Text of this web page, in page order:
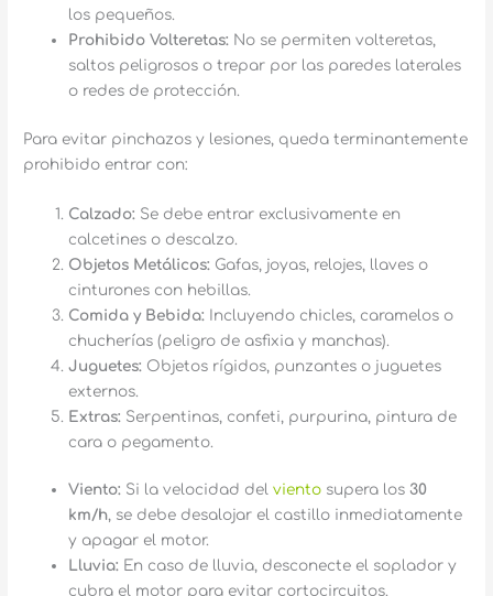
los pequeños.
Prohibido Volteretas: No se permiten volteretas,
saltos peligrosos o trepar por las paredes laterales
o redes de protección.
Para evitar pinchazos y lesiones, queda terminantemente
prohibido entrar con:
Calzado: Se debe entrar exclusivamente en
calcetines o descalzo.
Objetos Metálicos: Gafas, joyas, relojes, llaves o
cinturones con hebillas.
Comida y Bebida: Incluyendo chicles, caramelos o
chucherías (peligro de asfixia y manchas).
Juguetes: Objetos rígidos, punzantes o juguetes
externos.
Extras: Serpentinas, confeti, purpurina, pintura de
cara o pegamento.
Viento: Si la velocidad delviento supera los 30
km/h, se debe desalojar el castillo inmediatamente
y apagar el motor.
Lluvia: En caso de lluvia, desconecte el soplador y
cubra el motor para evitar cortocircuitos.